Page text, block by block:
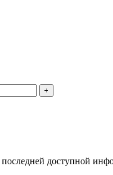
+
доступной